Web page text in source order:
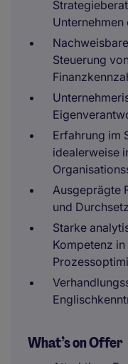
Steuerung
Erfahrung im
idealerweise
Ausgeprägte
und
Starke
Kompetenz
What’s on Offer